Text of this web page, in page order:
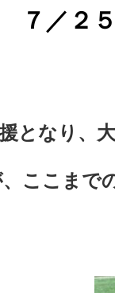
７／２
となり、
ここまで